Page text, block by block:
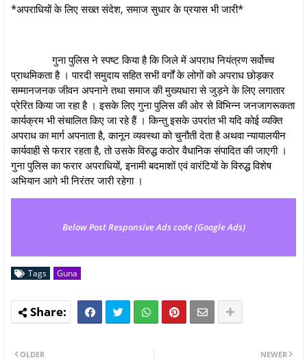
*अपराधियों के लिए सख्त संदेश, समाज सुधार के प्रयास भी जारी*
गुना पुलिस ने स्पष्ट किया है कि जिले में अपराध नियंत्रण सर्वोच्च
प्राथमिकता है । पारदी समुदाय सहित सभी वर्गों के लोगों को अपराध छोड़कर
सम्मानजनक जीवन अपनाने तथा समाज की मुख्यधारा से जुड़ने के लिए लगातार
प्रेरित किया जा रहा है । इसके लिए गुना पुलिस की ओर से विभिन्न जनजागरूकता
कार्यक्रम भी संचालित किए जा रहे हैं । किन्तु इसके उपरांत भी यदि कोई व्यक्ति
अपराध का मार्ग अपनाता है, कानून व्यवस्था को चुनौती देता है अथवा न्यायालयीन
कार्यवाही से फरार रहता है, तो उसके विरुद्ध कठोर वैधानिक संपादित की जाएगी ।
गुना पुलिस का फरार अपराधियों, इनामी बदमाशों एवं वारंटियों के विरुद्ध विशेष
अभियान आगे भी निरंतर जारी रहेगा ।
Below Post Responsive Ads code (Google Ads)
Tags Guna
NEWER
OLDER